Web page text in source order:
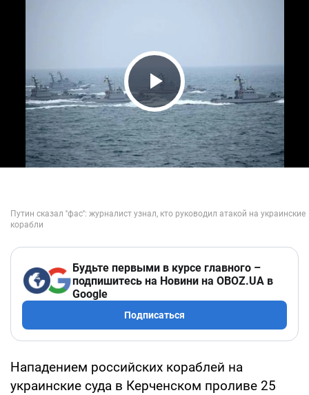
Play Video
Будьте первыми в курсе главного –
подпишитесь на Новини на OBOZ.UA в
Google
Подписаться
Нападением российских кораблей на
украинские суда в Керченском проливе 25